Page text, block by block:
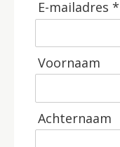
E-mailadres *
Voornaam
Achternaam